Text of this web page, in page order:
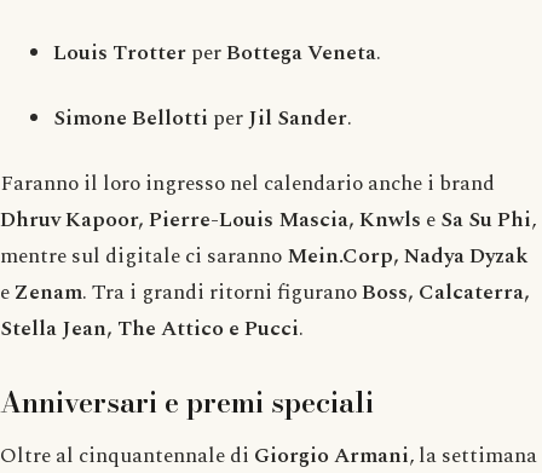
Louis TrotterperBottega Veneta.
Simone Bellotti perJil Sander.
Faranno il loro ingresso nel calendario anche i brand
Dhruv Kapoor, Pierre-Louis Mascia, Knwls eSa Su Phi,
mentre sul digitale ci sarannoMein.Corp, Nadya Dyzak
eZenam. Tra i grandi ritorni figuranoBoss, Calcaterra,
Stella Jean, The Attico e Pucci.
Anniversari e premi speciali
Oltre al cinquantennale di Giorgio Armani, la settimana